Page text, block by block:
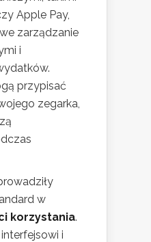
Apple Pay,
zarządzanie
i
przypisać
zegarka,
w
korzystania.
i